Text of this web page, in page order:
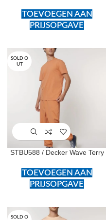
TOEVOEGEN AAN
PRIJSOPGAVE
SOLD O
UT
STBU588 / Decker Wave Terry
TOEVOEGEN AAN
PRIJSOPGAVE
SOLD O